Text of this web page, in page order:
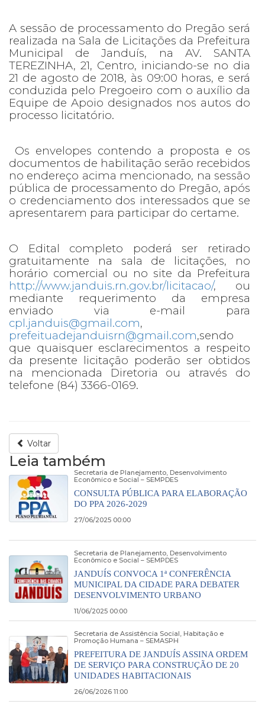
A sessão de processamento do Pregão será
realizada na Sala de Licitações da Prefeitura
Municipal de Janduís, na AV. SANTA
TEREZINHA, 21, Centro, iniciando-se no dia
21 de agosto de 2018, às 09:00 horas, e será
conduzida pelo Pregoeiro com o auxílio da
Equipe de Apoio designados nos autos do
processo licitatório.
Os envelopes contendo a proposta e os
documentos de habilitação serão recebidos
no endereço acima mencionado, na sessão
pública de processamento do Pregão, após
o credenciamento dos interessados que se
apresentarem para participar do certame.
O Edital completo poderá ser retirado
gratuitamente na sala de licitações, no
horário comercial ou no site da Prefeitura
http://www.janduis.rn.gov.br/licitacao/, ou
mediante requerimento da empresa
enviado via e-mail para
cpl.janduis@gmail.com,
prefeituadejanduisrn@gmail.com,sendo
que quaisquer esclarecimentos a respeito
da presente licitação poderão ser obtidos
na mencionada Diretoria ou através do
telefone (84) 3366-0169.
Voltar
Leia também
Secretaria de Planejamento, Desenvolvimento
Econômico e Social – SEMPDES
CONSULTA PÚBLICA PARA ELABORAÇÃO
DO PPA 2026-2029
27/06/2025 00:00
Secretaria de Planejamento, Desenvolvimento
Econômico e Social – SEMPDES
JANDUÍS CONVOCA 1ª CONFERÊNCIA
MUNICIPAL DA CIDADE PARA DEBATER
DESENVOLVIMENTO URBANO
11/06/2025 00:00
Secretaria de Assistência Social, Habitação e
Promoção Humana – SEMASPH
PREFEITURA DE JANDUÍS ASSINA ORDEM
DE SERVIÇO PARA CONSTRUÇÃO DE 20
UNIDADES HABITACIONAIS
26/06/2026 11:00